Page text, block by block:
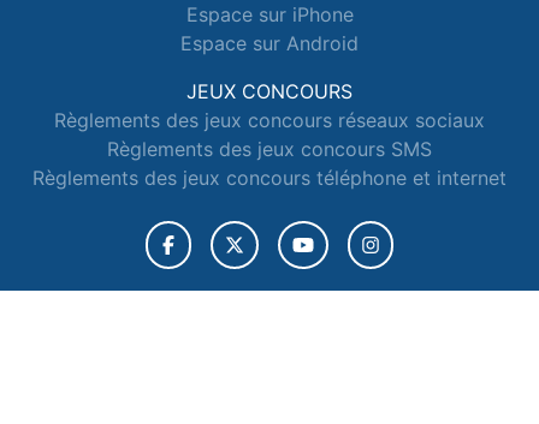
Espace sur iPhone
Espace sur Android
JEUX CONCOURS
Règlements des jeux concours réseaux sociaux
Règlements des jeux concours SMS
Règlements des jeux concours téléphone et internet